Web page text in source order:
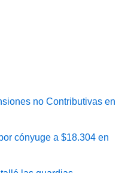
no Contributivas en
cónyuge a $18.304 en